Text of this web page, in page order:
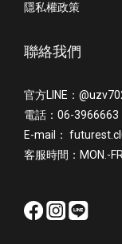
隱私權政策
聯絡我們
官方LINE：
電話：06-3966663
E-mail：
客服時間：MON.-